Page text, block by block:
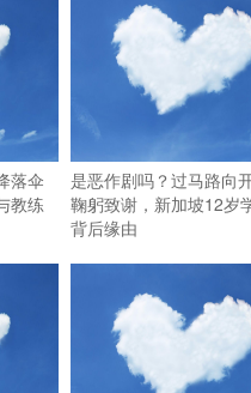
落伞
教练
是恶作剧吗？过马路向
鞠躬致谢，新加坡12岁
背后缘由